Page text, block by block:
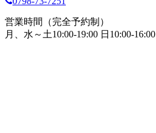
営業時間（完全予約制）
月、水～土10:00-19:00 日10:00-16:00